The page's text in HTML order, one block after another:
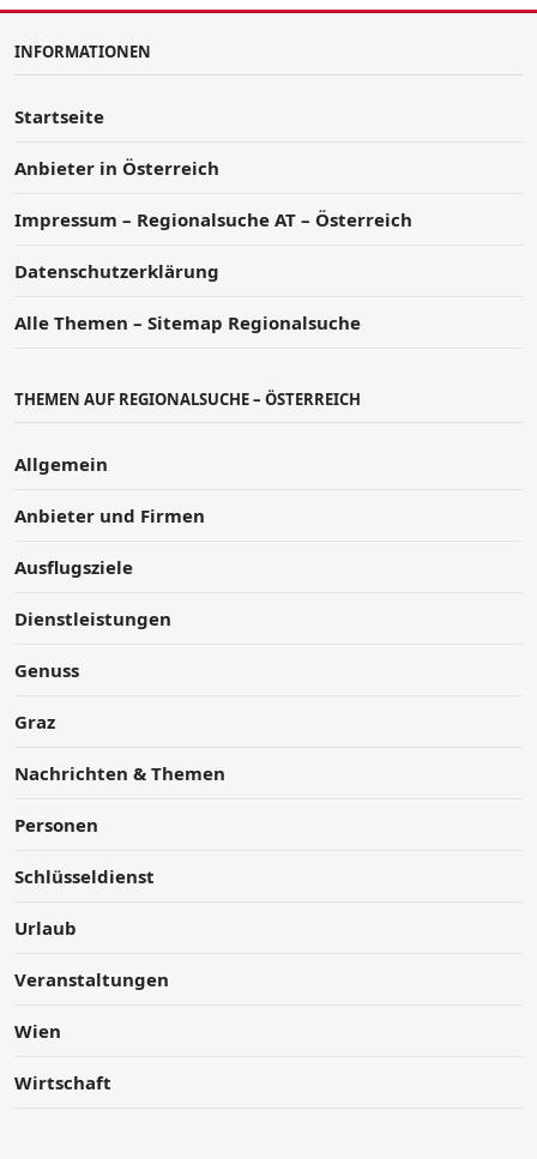
INFORMATIONEN
Startseite
Anbieter in Österreich
Impressum – Regionalsuche AT – Österreich
Datenschutzerklärung
Alle Themen – Sitemap Regionalsuche
THEMEN AUF REGIONALSUCHE – ÖSTERREICH
Allgemein
Anbieter und Firmen
Ausflugsziele
Dienstleistungen
Genuss
Graz
Nachrichten & Themen
Personen
Schlüsseldienst
Urlaub
Veranstaltungen
Wien
Wirtschaft